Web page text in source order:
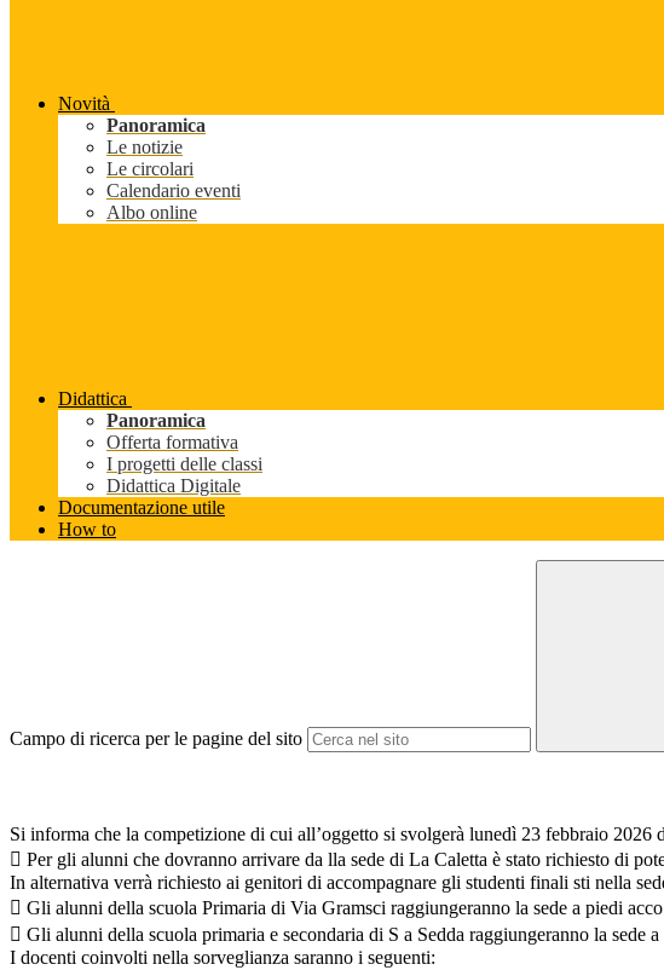
Novità
Panoramica
Le notizie
Le circolari
Calendario eventi
Albo online
Didattica
Panoramica
Offerta formativa
I progetti delle classi
Didattica Digitale
Documentazione utile
How to
Campo di ricerca per le pagine del sito
Si informa che la competizione di cui all’oggetto si svolgerà lunedì 23 febbraio
 Per gli alunni che dovranno arrivare da lla sede di La Caletta è stato richiesto di
In alternativa verrà richiesto ai genitori di accompagnare gli studenti finali sti nella
 Gli alunni della scuola Primaria di Via Gramsci raggiungeranno la sede a piedi
 Gli alunni della scuola primaria e secondaria di S a Sedda raggiungeranno la sede
I docenti coinvolti nella sorveglianza saranno i seguenti: